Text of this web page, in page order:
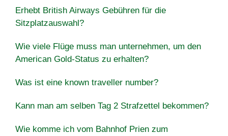
Erhebt British Airways Gebühren für die
Sitzplatzauswahl?
Wie viele Flüge muss man unternehmen, um den
American Gold-Status zu erhalten?
Was ist eine known traveller number?
Kann man am selben Tag 2 Strafzettel bekommen?
Wie komme ich vom Bahnhof Prien zum